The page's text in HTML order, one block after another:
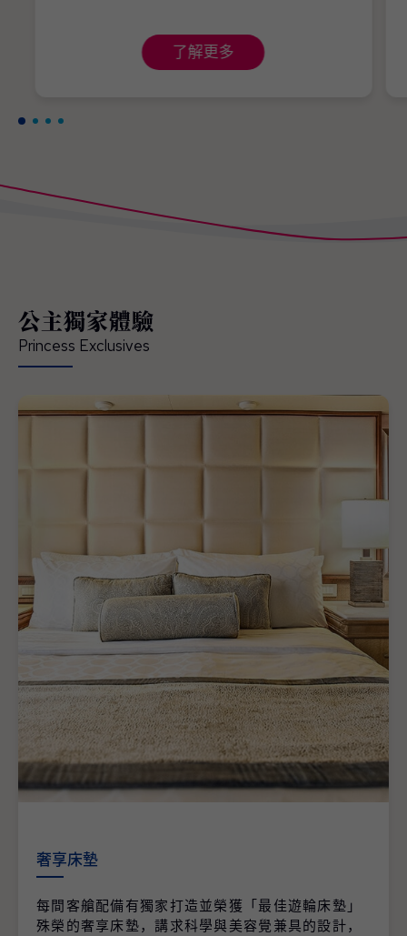
了解更多
公主獨家體驗
Princess Exclusives
奢享床墊
每間客艙配備有獨家打造並榮獲「最佳遊輪床墊」
殊榮的奢享床墊，講求科學與美容覺兼具的設計，